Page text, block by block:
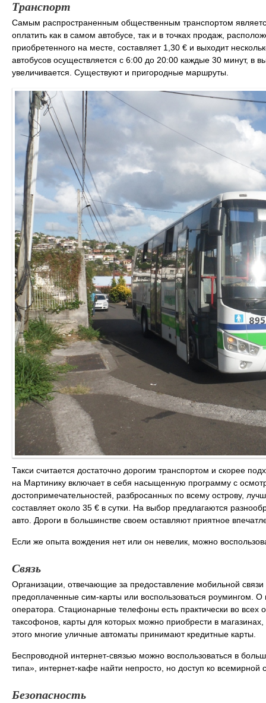
Транспорт
Самым распространенным общественным транспортом
оплатить как в самом автобусе, так и в точках продаж,
приобретенного на месте, составляет 1,30 € и выходит
автобусов осуществляется с 6:00 до 20:00 каждые 30 минут, в
увеличивается. Существуют и пригородные маршруты.
Такси считается достаточно дорогим транспортом и скорее
на Мартинику включает в себя насыщенную программу с
достопримечательностей, разбросанных по всему острову,
составляет около 35 € в сутки. На выбор предлагаются
авто. Дороги в большинстве своем оставляют приятное
Если же опыта вождения нет или он невелик, можно
Связь
Организации, отвечающие за предоставление мобильной
предоплаченные сим-карты или воспользоваться роумингом. О
оператора. Стационарные телефоны есть практически во всех
таксофонов, карты для которых можно приобрести в
этого многие уличные автоматы принимают кредитные карты.
Беспроводной интернет-связью можно воспользоваться в
типа», интернет-кафе найти непросто, но доступ ко
Безопасность